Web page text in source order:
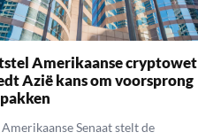
Amerikaanse cryptowet
Azië kans om voorsprong
Senaat stelt de